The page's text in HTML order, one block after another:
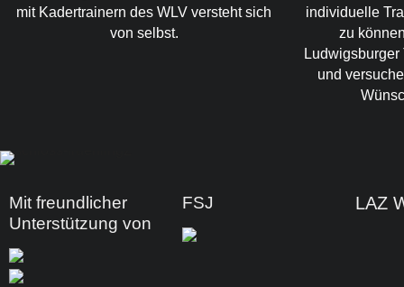
mit Kadertrainern des WLV versteht sich
von selbst.
individuelle
zu
und
Mit freundlicher
Unterstützung von
FSJ LAZ